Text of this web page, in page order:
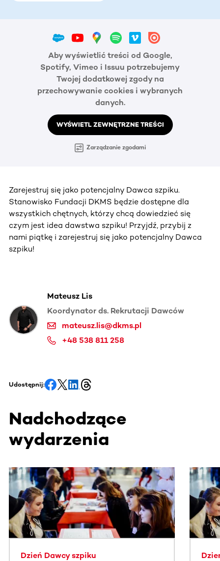
Aby wyświetlić treści od Google,
Spotify, Vimeo i Issuu potrzebujemy
Twojej dodatkowej zgody na
przechowywanie cookies i wybranych
danych.
WYŚWIETL ZEWNĘTRZNE TREŚCI
Zarządzanie zgodami
Zarejestruj się jako potencjalny Dawca szpiku.
Stanowisko Fundacji DKMS będzie dostępne dla
wszystkich chętnych, którzy chcą dowiedzieć się
czym jest idea dawstwa szpiku! Przyjdź, przybij z
nami piątkę i zarejestruj się jako potencjalny Dawca
szpiku!
Mateusz Lis
Koordynator ds. Rekrutacji Dawców
mateusz.lis@dkms.pl
+48 538 811 258
Udostępnij:
Nadchodzące
wydarzenia
Ta sekcja zawiera treści przewijane w poziomie. Użyj
Dzień Dawcy szpiku